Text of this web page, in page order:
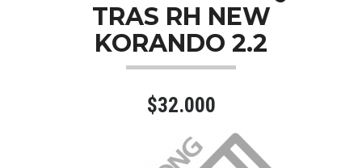
TRAS RH NEW
KORANDO 2.2
$32.000